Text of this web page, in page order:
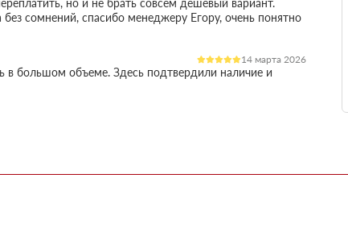
сомнений, спасибо менеджеру Егору, очень понятно
14 марта 2026
в большом объеме. Здесь подтвердили наличие и
но отношение нормальное, наверное будем